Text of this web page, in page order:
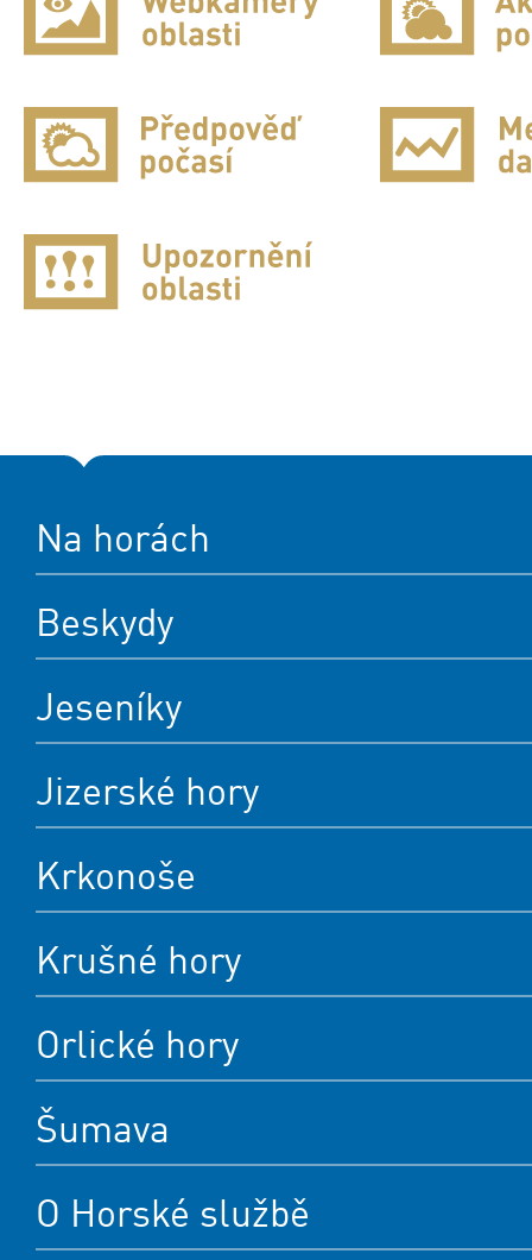
Na horách
Beskydy
Jeseníky
Jizerské hory
Krkonoše
Krušné hory
Orlické hory
Šumava
O Horské službě